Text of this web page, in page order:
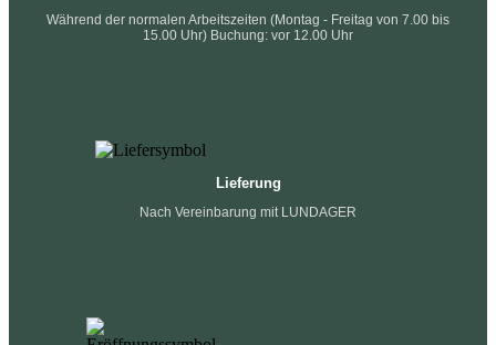
Während der normalen Arbeitszeiten (Montag - Freitag von 7.00 bis
15.00 Uhr) Buchung: vor 12.00 Uhr
Lieferung
Nach Vereinbarung mit LUNDAGER